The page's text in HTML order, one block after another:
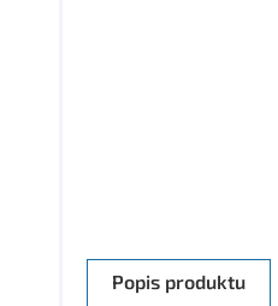
Popis produktu